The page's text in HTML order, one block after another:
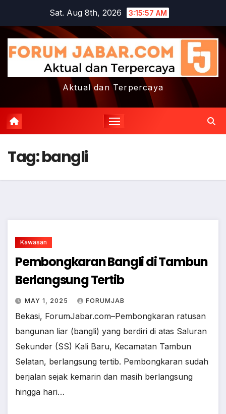
content
Sat. Aug 8th, 2026 3:15:58 AM
Aktual dan Terpercaya
Tag:bangli
Kawasan
Pembongkaran Bangli di Tambun
Berlangsung Tertib
MAY 1, 2025 FORUMJAB
Bekasi, ForumJabar.com–Pembongkaran ratusan
bangunan liar (bangli) yang berdiri di atas Saluran
Sekunder (SS) Kali Baru, Kecamatan Tambun
Selatan, berlangsung tertib. Pembongkaran sudah
berjalan sejak kemarin dan masih berlangsung
hingga hari…